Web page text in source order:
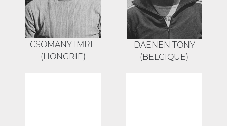
CSOMANY IMRE
(HONGRIE)
DAENEN TONY
(BELGIQUE)